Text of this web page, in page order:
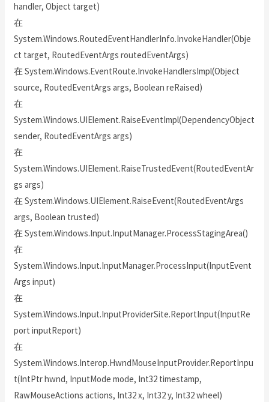
handler, Object target)
在
System.Windows.RoutedEventHandlerInfo.InvokeHandler(Obje
ct target, RoutedEventArgs routedEventArgs)
在 System.Windows.EventRoute.InvokeHandlersImpl(Object
source, RoutedEventArgs args, Boolean reRaised)
在
System.Windows.UIElement.RaiseEventImpl(DependencyObject
sender, RoutedEventArgs args)
在
System.Windows.UIElement.RaiseTrustedEvent(RoutedEventAr
gs args)
在 System.Windows.UIElement.RaiseEvent(RoutedEventArgs
args, Boolean trusted)
在 System.Windows.Input.InputManager.ProcessStagingArea()
在
System.Windows.Input.InputManager.ProcessInput(InputEvent
Args input)
在
System.Windows.Input.InputProviderSite.ReportInput(InputRe
port inputReport)
在
System.Windows.Interop.HwndMouseInputProvider.ReportInpu
t(IntPtr hwnd, InputMode mode, Int32 timestamp,
RawMouseActions actions, Int32 x, Int32 y, Int32 wheel)